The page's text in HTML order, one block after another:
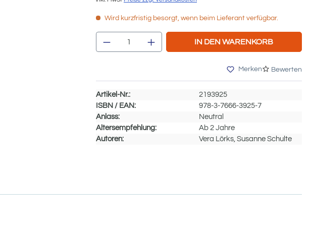
Wird kurzfristig besorgt, wenn beim Lieferant verfügbar.
Produkt Anzahl: Gib den gewünschten
IN DEN WARENKORB
Merken Bewerten
Artikel-Nr.:
2193925
ISBN / EAN:
978-3-7666-3925-7
Anlass:
Neutral
Altersempfehlung:
Ab 2 Jahre
Autoren:
Vera Lörks, Susanne Schulte